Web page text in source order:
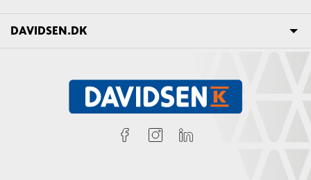
DAVIDSEN.DK